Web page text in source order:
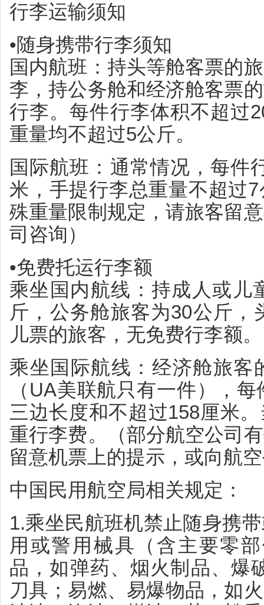
行李运输须知
•随身携带行李须知
国内航班：持头等舱客票的
李，持公务舱和经济舱客票
行李。每件行李体积不超过
重量均不超过5公斤。
国际航班：通常情况，每件
米，手提行李总重量不超过
殊重量限制规定，请旅客留
司咨询）
•免费托运行李额
乘坐国内航线：持成人或儿
斤，公务舱旅客为30公斤
儿票的旅客，无免费行李额。
乘坐国际航线：经济舱旅客
（UA美联航只有一件），
三边长度和不超过158厘米
重行李费。（部分航空公司
留意机票上的提示，或向航
中国民用航空局相关规定：
1.乘坐民航班机禁止随身携
用或警用械具（含主要零
品，如弹药、烟火制品、爆
刀具；易燃、易爆物品，如